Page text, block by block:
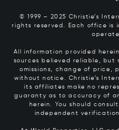
© 1999 – 2025 Christie’s
rights reserved. Each office is
All information provided
sources believed reliable, but
omissions, change of price,
without notice. Christie’s
its affiliates make no
guaranty as to accuracy of
herein. You should
independent